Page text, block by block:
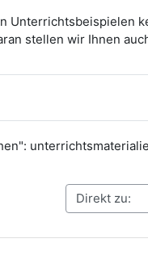
stellen wir Ihnen